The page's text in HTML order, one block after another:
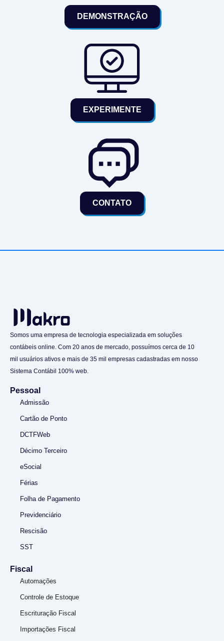
DEMONSTRAÇÃO
EXPERIMENTE
CONTATO
Somos uma empresa de tecnologia especializada em soluções
contábeis online. Com 20 anos de mercado, possuímos cerca de 10
mil usuários ativos e mais de 35 mil empresas cadastradas em nosso
Sistema Contábil 100% web.
Pessoal
Admissão
Cartão de Ponto
DCTFWeb
Décimo Terceiro
eSocial
Férias
Folha de Pagamento
Previdenciário
Rescisão
SST
Fiscal
Automações
Controle de Estoque
Escrituração Fiscal
Importações Fiscal